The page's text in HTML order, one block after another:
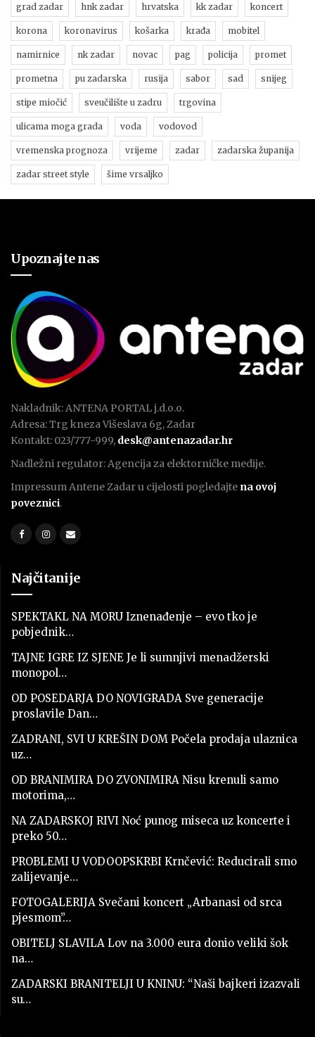
grad zadar hnk zadar hrvatska kk zadar koncert
korona koronavirus košarka krađa mobitel
namirnice nk zadar novac pag policija promet
prometna pu zadarska rusija sabor sad snijeg
stipe miočić sveučilište u zadru trgovina
ulicama moga grada voda vodovod
vremenska prognoza vrijeme zadar zadarska županija
zadar street style šime vrsaljko
Upoznajte nas
Nakladnik: ANTENA PORTAL j.d.o.o.
Adresa: Trg kneza Višeslava 6g, Zadar
Kontakt: 023/777-999, desk@antenazadar.hr
Nadležni regulator: Agencija za elektorničke medije.
Impressum Antene Zadar u cijelosti pogledajte na ovoj
poveznici.
Najčitanije
SPEKTAKL NA MORU Iznenađenje – evo tko je
pobjednik…
TAJNE IGRE IZ SJENE Je li sumnjivi menadžerski
monopol…
OD POSEDARJA DO NOVIGRADA Sve generacije
proslavile Dan…
ZADRANI, SVI U KREŠIN DOM Počela prodaja ulaznica
uz…
OD BRANIMIRA DO ZVONIMIRA Nisu krenuli samo
motorima,…
NA ZADARSKOJ RIVI Noć punog miseca uz koncerte i
preko 50…
PROBLEMI U VODOOPSKRBI Krnčević: Reducirali smo
zalijevanje…
FOTOGALERIJA Svečani koncert „Arbanasi od srca
pjesmom”…
OBITELJ SLAVILA Lov na 3.000 eura donio veliki šok
na…
ZADARSKI BRANITELJI U KNINU: “Naši bajkeri izazvali
su…